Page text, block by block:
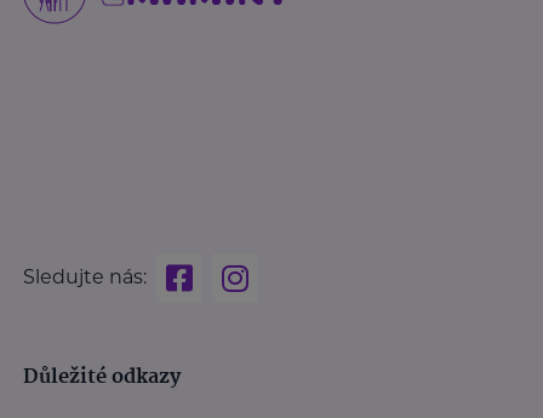
Sledujte nás:
Důležité odkazy